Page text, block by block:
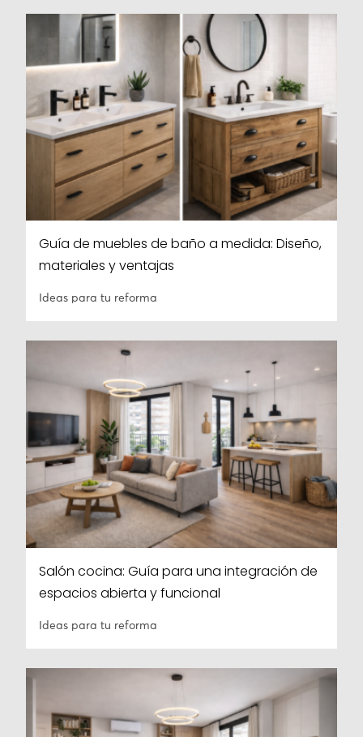
Guía de muebles de baño a medida: Diseño,
materiales y ventajas
Ideas para tu reforma
Salón cocina: Guía para una integración de
espacios abierta y funcional
Ideas para tu reforma